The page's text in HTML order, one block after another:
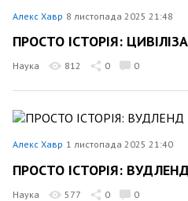
Алекс Хавр 8 листопада 2025 21:48
ПРОСТО ІСТОРІЯ:
Наука 812 0 0
Алекс Хавр 1 листопада 2025 21:40
ПРОСТО ІСТОРІЯ: ВУДЛЕНД
Наука 577 0 0